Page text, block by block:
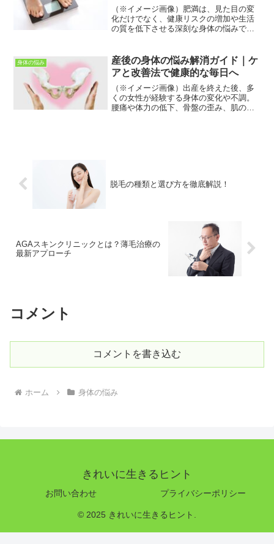
（※イメージ画像）肥満は、見た目の変
化だけでなく、健康リスクの増加や生活
の質を低下させる深刻な身体の悩みで
リスクを高めることが医学的に証明され
ています。しかし、ただダイ...
身体の悩み
産後の身体の悩み解消ガイド｜ケ
アと改善法で健康的な毎日へ
（※イメージ画像）出産を終えた後、多
くの女性が経験する身体の変化や不調。
腰痛や体力の低下、骨盤の歪み、肌のト
脱毛の種類と選び方を徹底解説！
AGAスキンクリニックとは？薄毛治療の
最新アプローチ
コメント
コメントを書き込む
ホーム 身体の悩み
きれいに生きるヒント
お問い合わせ プライバシーポリシー
© 2025 きれいに生きるヒント.